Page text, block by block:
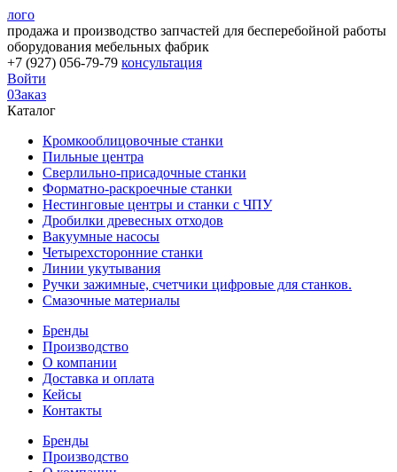
лого
продажа и производство запчастей для бесперебойной работы
оборудования мебельных фабрик
+7 (927) 056-79-79 консультация
Войти
0Заказ
Каталог
Кромкооблицовочные станки
Пильные центра
Сверлильно-присадочные станки
Форматно-раскроечные станки
Нестинговые центры и станки с ЧПУ
Дробилки древесных отходов
Вакуумные насосы
Четырехсторонние станки
Линии укутывания
Ручки зажимные, счетчики цифровые для станков.
Смазочные материалы
Бренды
Производство
О компании
Доставка и оплата
Кейсы
Контакты
Бренды
Производство